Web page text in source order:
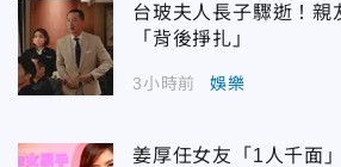
台玻夫人長子驟逝！親
「背後掙扎」
3小時前 娛樂
姜厚任女友「1人千面